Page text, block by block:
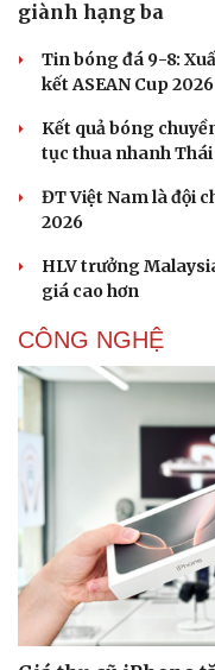
giành hạng ba
Tin bóng đá 9-8:
kết ASEAN Cup 2026
Kết quả bóng
tục thua nhanh
ĐT Việt Nam là đội
2026
HLV trưởng
giá cao hơn
CÔNG NGHỆ